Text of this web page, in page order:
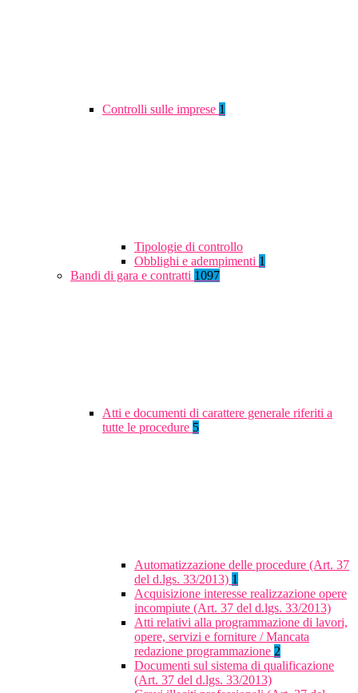
Controlli sulle imprese 1
Tipologie di controllo
Obblighi e adempimenti 1
Bandi di gara e contratti 1097
Atti e documenti di carattere generale riferiti a
tutte le procedure 5
Automatizzazione delle procedure (Art. 37
del d.lgs. 33/2013) 1
Acquisizione interesse realizzazione opere
incompiute (Art. 37 del d.lgs. 33/2013)
Atti relativi alla programmazione di lavori,
opere, servizi e forniture / Mancata
redazione programmazione 2
Documenti sul sistema di qualificazione
(Art. 37 del d.lgs. 33/2013)